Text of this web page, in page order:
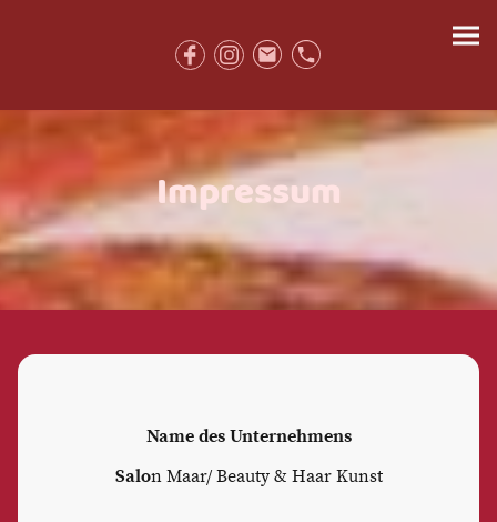
Impressum
Name des Unternehmens
Salon Maar/ Beauty & Haar Kunst